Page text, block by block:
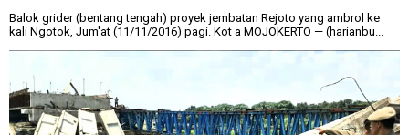
Balok grider (bentang tengah) proyek jembatan Rejoto yang ambrol ke
kali Ngotok, Jum'at (11/11/2016) pagi. Kot a MOJOKERTO — (harianbu...